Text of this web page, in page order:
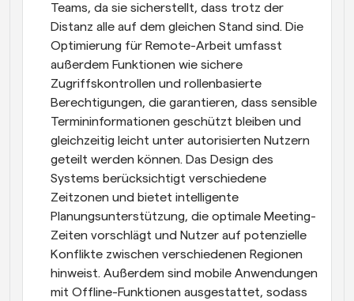
Teams, da sie sicherstellt, dass trotz der
Distanz alle auf dem gleichen Stand sind. Die
Optimierung für Remote-Arbeit umfasst
außerdem Funktionen wie sichere
Zugriffskontrollen und rollenbasierte
Berechtigungen, die garantieren, dass sensible
Termininformationen geschützt bleiben und
gleichzeitig leicht unter autorisierten Nutzern
geteilt werden können. Das Design des
Systems berücksichtigt verschiedene
Zeitzonen und bietet intelligente
Planungsunterstützung, die optimale Meeting-
Zeiten vorschlägt und Nutzer auf potenzielle
Konflikte zwischen verschiedenen Regionen
hinweist. Außerdem sind mobile Anwendungen
mit Offline-Funktionen ausgestattet, sodass